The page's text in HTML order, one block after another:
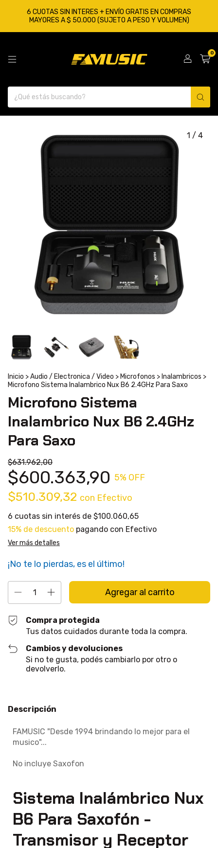
6 CUOTAS SIN INTERES + ENVÍO GRATIS EN COMPRAS
MAYORES A $ 50.000 (SUJETO A PESO Y VOLUMEN)
0
1 / 4
Inicio >Audio / Electronica / Video > Microfonos > Inalambricos >
Microfono Sistema Inalambrico Nux B6 2.4GHz Para Saxo
Microfono Sistema
Inalambrico Nux B6 2.4GHz
Para Saxo
$631.962,00
$600.363,90 5% OFF
$510.309,32 con Efectivo
6 cuotas sin interés de $100.060,65
15% de descuento pagando con Efectivo
Ver más detalles
¡No te lo pierdas, es el último!
Compra protegida
Tus datos cuidados durante toda la compra.
Cambios y devoluciones
Si no te gusta, podés cambiarlo por otro o
devolverlo.
Descripción
FAMUSIC "Desde 1994 brindando lo mejor para el
musico"...
No incluye Saxofon
Sistema Inalámbrico Nux
B6 Para Saxofón -
Transmisor y Receptor